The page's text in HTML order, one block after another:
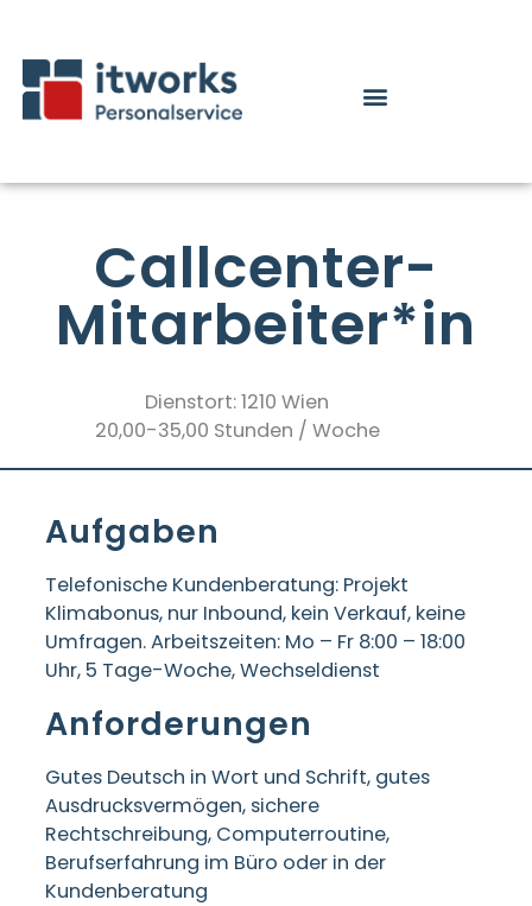
Callcenter-
Mitarbeiter*in
Dienstort: 1210 Wien
20,00-35,00 Stunden / Woche
Aufgaben
Telefonische Kundenberatung: Projekt
Klimabonus, nur Inbound, kein Verkauf, keine
Umfragen. Arbeitszeiten: Mo – Fr 8:00 – 18:00
Uhr, 5 Tage-Woche, Wechseldienst
Anforderungen
Gutes Deutsch in Wort und Schrift, gutes
Ausdrucksvermögen, sichere
Rechtschreibung, Computerroutine,
Berufserfahrung im Büro oder in der
Kundenberatung